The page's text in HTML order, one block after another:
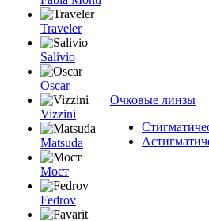
Traveler
Salivio
Oscar
Vizzini
Matsuda
Мост
Fedrov
Очковые линзы